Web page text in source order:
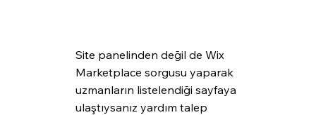
Site panelinden değil de Wix
Marketplace sorgusu yaparak
uzmanların listelendiği sayfaya
ulaştıysanız yardım talep